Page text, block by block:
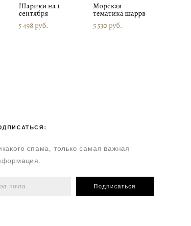
Шарики на 1
сентября
5 498 pуб.
Морская
тематика шаррв
5 530 pуб.
спама, только самая важная
Подписаться